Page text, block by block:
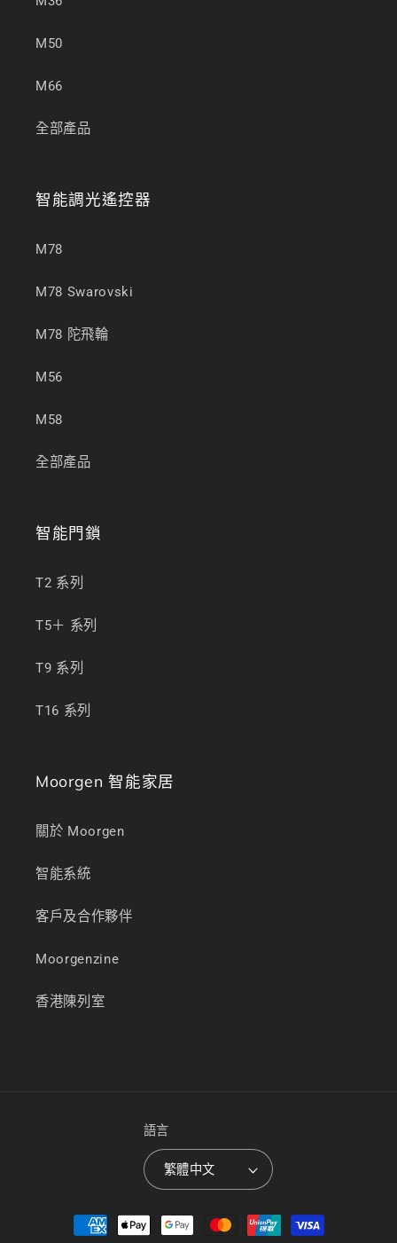
M50
M66
全部產品
智能調光遙控器
M78
M78 Swarovski
M78 陀飛輪
M56
M58
全部產品
智能門鎖
T2 系列
T5＋ 系列
T9 系列
T16 系列
Moorgen 智能家居
關於 Moorgen
智能系統
客戶及合作夥伴
Moorgenzine
香港陳列室
語言
繁體中文
付